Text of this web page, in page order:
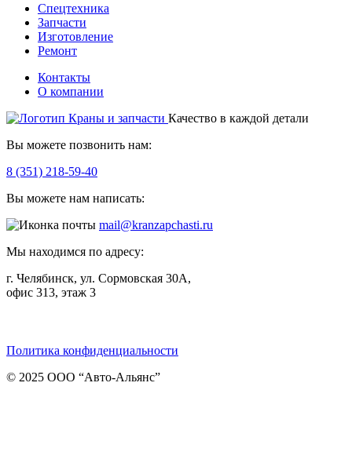
Спецтехника
Запчасти
Изготовление
Ремонт
Контакты
О компании
Качество в каждой детали
Вы можете позвонить нам:
8 (351) 218-59-40
Вы можете нам написать:
mail@kranzapchasti.ru
Мы находимся по адресу:
г. Челябинск, ул. Сормовская 30А,
офис 313, этаж 3
Политика конфиденциальности
© 2025 ООО “Авто-Альянс”